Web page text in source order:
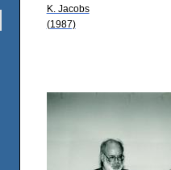
K. Jacobs
(1987)